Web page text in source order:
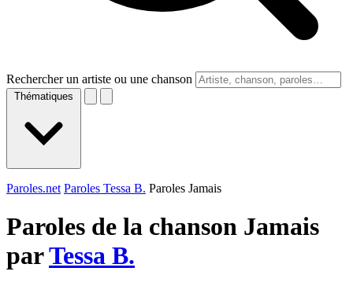
Rechercher un artiste ou une chanson
Thématiques
Paroles.net Paroles Tessa B. Paroles Jamais
Paroles de la chanson Jamais
parTessa B.